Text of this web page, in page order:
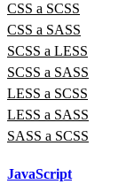
CSS a SCSS
CSS a SASS
SCSS a LESS
SCSS a SASS
LESS a SCSS
LESS a SASS
SASS a SCSS
JavaScript